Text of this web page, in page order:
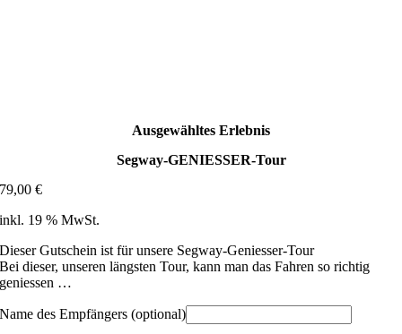
Ausgewähltes Erlebnis
Segway-GENIESSER-Tour
79,00€
inkl. 19 % MwSt.
Dieser Gutschein ist für unsere Segway-Geniesser-Tour
Bei dieser, unseren längsten Tour, kann man das Fahren so richtig
geniessen …
Name des Empfängers(optional)